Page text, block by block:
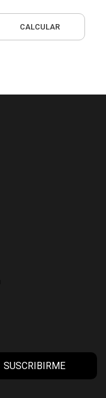
CALCULAR
SUSCRIBIRME